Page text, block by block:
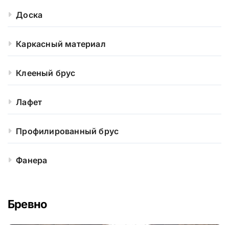
Доска
Каркасный материал
Клееный брус
Лафет
Профилированный брус
Фанера
Бревно